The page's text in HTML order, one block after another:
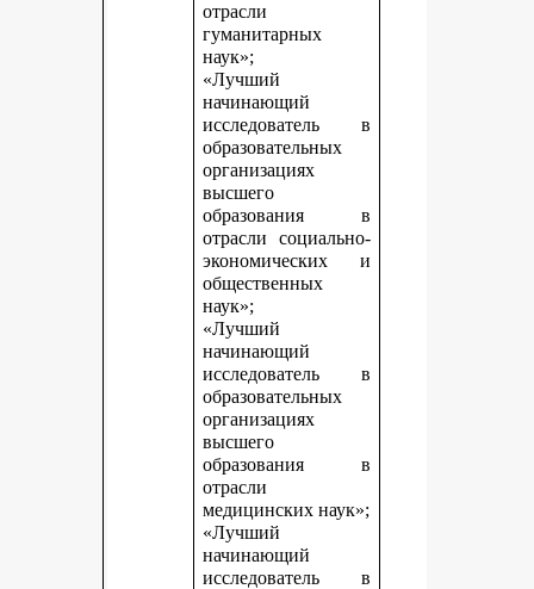
отрасли
гуманитарных
наук»;
«Лучший
начинающий
исследователь в
образовательных
организациях
высшего
образования в
отрасли социально-
экономических и
общественных
наук»;
«Лучший
начинающий
исследователь в
образовательных
организациях
высшего
образования в
отрасли
медицинских наук»;
«Лучший
начинающий
исследователь в